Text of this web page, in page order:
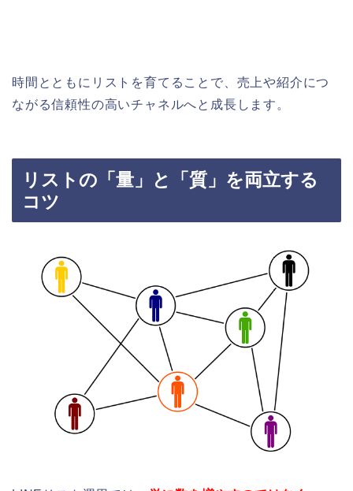
時間とともにリストを育てることで、売上や紹介につ
ながる信頼性の高いチャネルへと成長します。
リストの「量」と「質」を両立する
コツ